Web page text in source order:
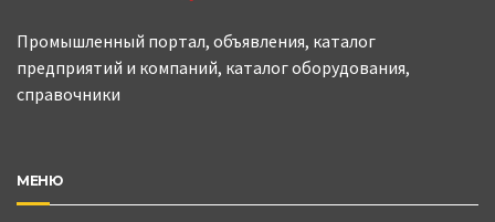
Промышленный портал, объявления, каталог
предприятий и компаний, каталог оборудования,
справочники
МЕНЮ